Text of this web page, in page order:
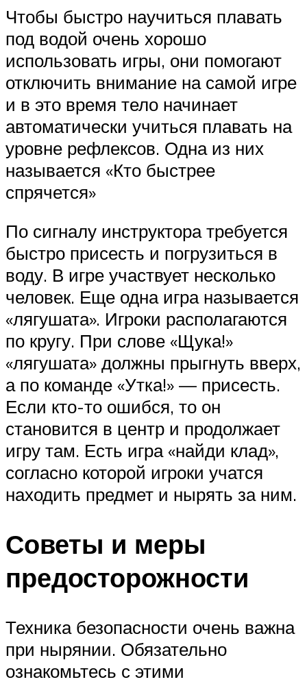
Чтобы быстро научиться плавать
под водой очень хорошо
использовать игры, они помогают
отключить внимание на самой игре
и в это время тело начинает
автоматически учиться плавать на
уровне рефлексов. Одна из них
называется «Кто быстрее
спрячется»
По сигналу инструктора требуется
быстро присесть и погрузиться в
воду. В игре участвует несколько
человек. Еще одна игра называется
«лягушата». Игроки располагаются
по кругу. При слове «Щука!»
«лягушата» должны прыгнуть вверх,
а по команде «Утка!» — присесть.
Если кто-то ошибся, то он
становится в центр и продолжает
игру там. Есть игра «найди клад»,
согласно которой игроки учатся
находить предмет и нырять за ним.
Советы и меры
предосторожности
Техника безопасности очень важна
при нырянии. Обязательно
ознакомьтесь с этими